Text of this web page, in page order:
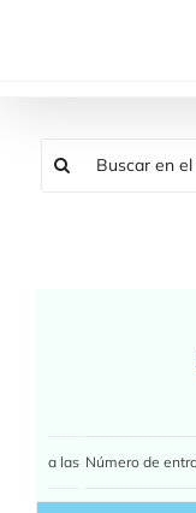
a las Número de